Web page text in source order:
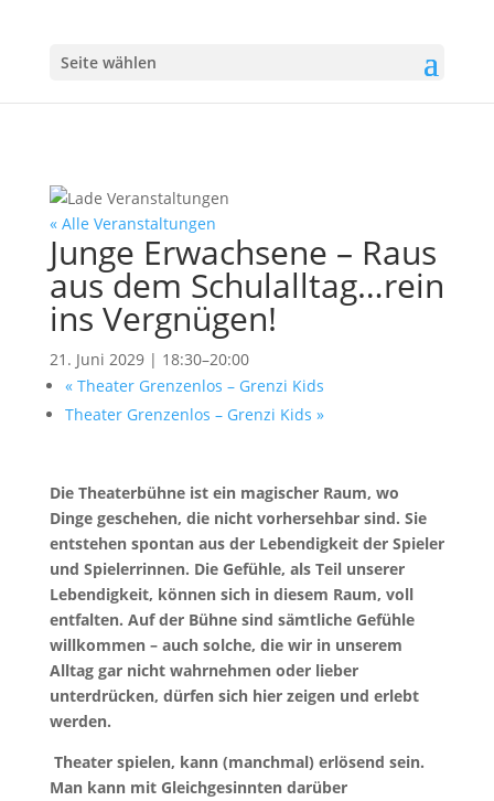
Seite wählen
« Alle Veranstaltungen
Junge Erwachsene – Raus
aus dem Schulalltag…rein
ins Vergnügen!
21. Juni 2029 | 18:30–20:00
«Theater Grenzenlos – Grenzi Kids
Theater Grenzenlos – Grenzi Kids »
Die Theaterbühne ist ein magischer Raum, wo
Dinge geschehen, die nicht vorhersehbar sind. Sie
entstehen spontan aus der Lebendigkeit der Spieler
und Spielerrinnen. Die Gefühle, als Teil unserer
Lebendigkeit, können sich in diesem Raum, voll
entfalten. Auf der Bühne sind sämtliche Gefühle
willkommen – auch solche, die wir in unserem
Alltag gar nicht wahrnehmen oder lieber
unterdrücken, dürfen sich hier zeigen und erlebt
werden.
Theater spielen, kann (manchmal) erlösend sein.
Man kann mit Gleichgesinnten darüber